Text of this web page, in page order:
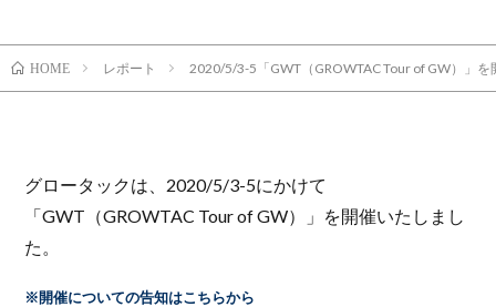
HOME レポート 2020/5/3-5「GWT（GROWTAC Tour of GW）」を
グロータックは、2020/5/3-5にかけて
「GWT（GROWTAC Tour of GW）」を開催いたしまし
た。
※開催についての告知はこちらから